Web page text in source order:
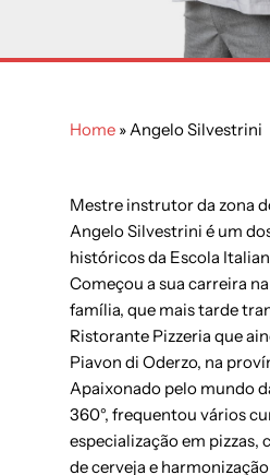
Home » Angelo Silvestrini
Mestre instrutor da zona
Angelo Silvestrini é um
históricos da Escola
Começou a sua carreira
família, que mais tarde
Ristorante Pizzeria que
Piavon di Oderzo, na
Apaixonado pelo mundo
360°, frequentou vários
especialização em pizzas,
de cerveja e